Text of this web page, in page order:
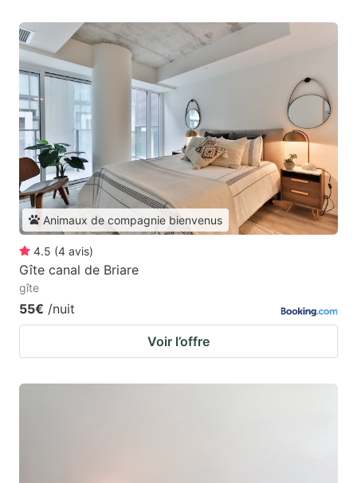
Animaux de compagnie bienvenus
4.5 (4 avis)
Gîte canal de Briare
gîte
55€ /nuit
Voir l’offre